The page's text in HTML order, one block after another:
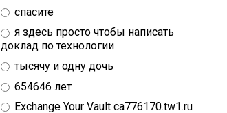
спасите
я здесь просто чтобы написать
доклад по технологии
тысячу и одну дочь
654646 лет
Exchange Your Vault ca776170.tw1.ru